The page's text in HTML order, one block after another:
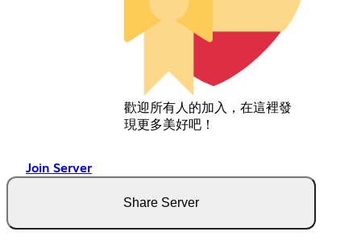
歡迎所有人的加入，在這裡發
現更多美好吧！
Join Server
Share Server